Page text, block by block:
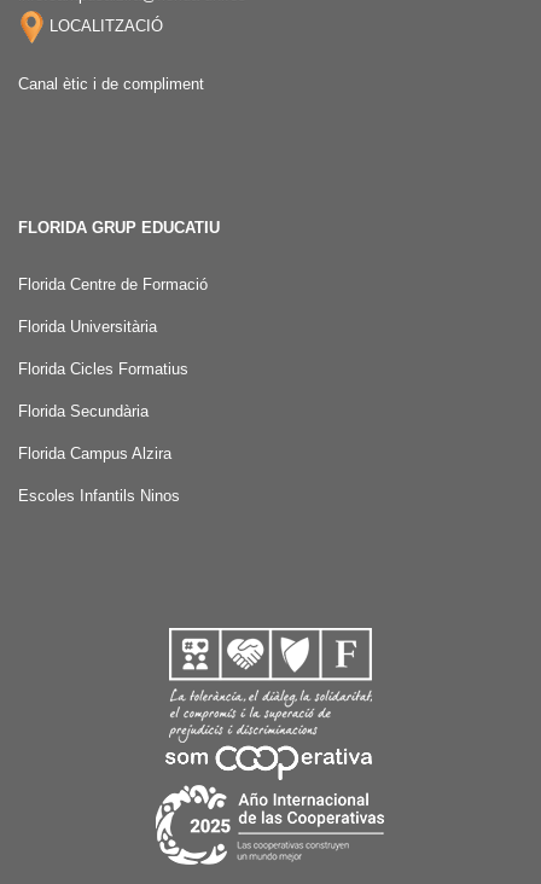
LOCALITZACIÓ
Canal ètic i de compliment
FLORIDA GRUP EDUCATIU
Florida Centre de Formació
Florida Universitària
Florida Cicles Formatius
Florida Secundària
Florida Campus Alzira
Escoles Infantils Ninos